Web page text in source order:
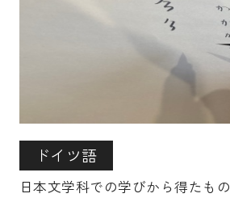
ドイツ語
日本文学科での学びから得たもの